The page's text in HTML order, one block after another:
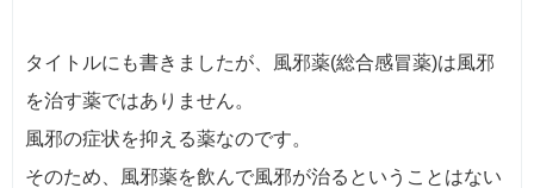
タイトルにも書きましたが、風邪薬(総合感冒薬)は風邪
を治す薬ではありません。
風邪の症状を抑える薬なのです。
そのため、風邪薬を飲んで風邪が治るということはない